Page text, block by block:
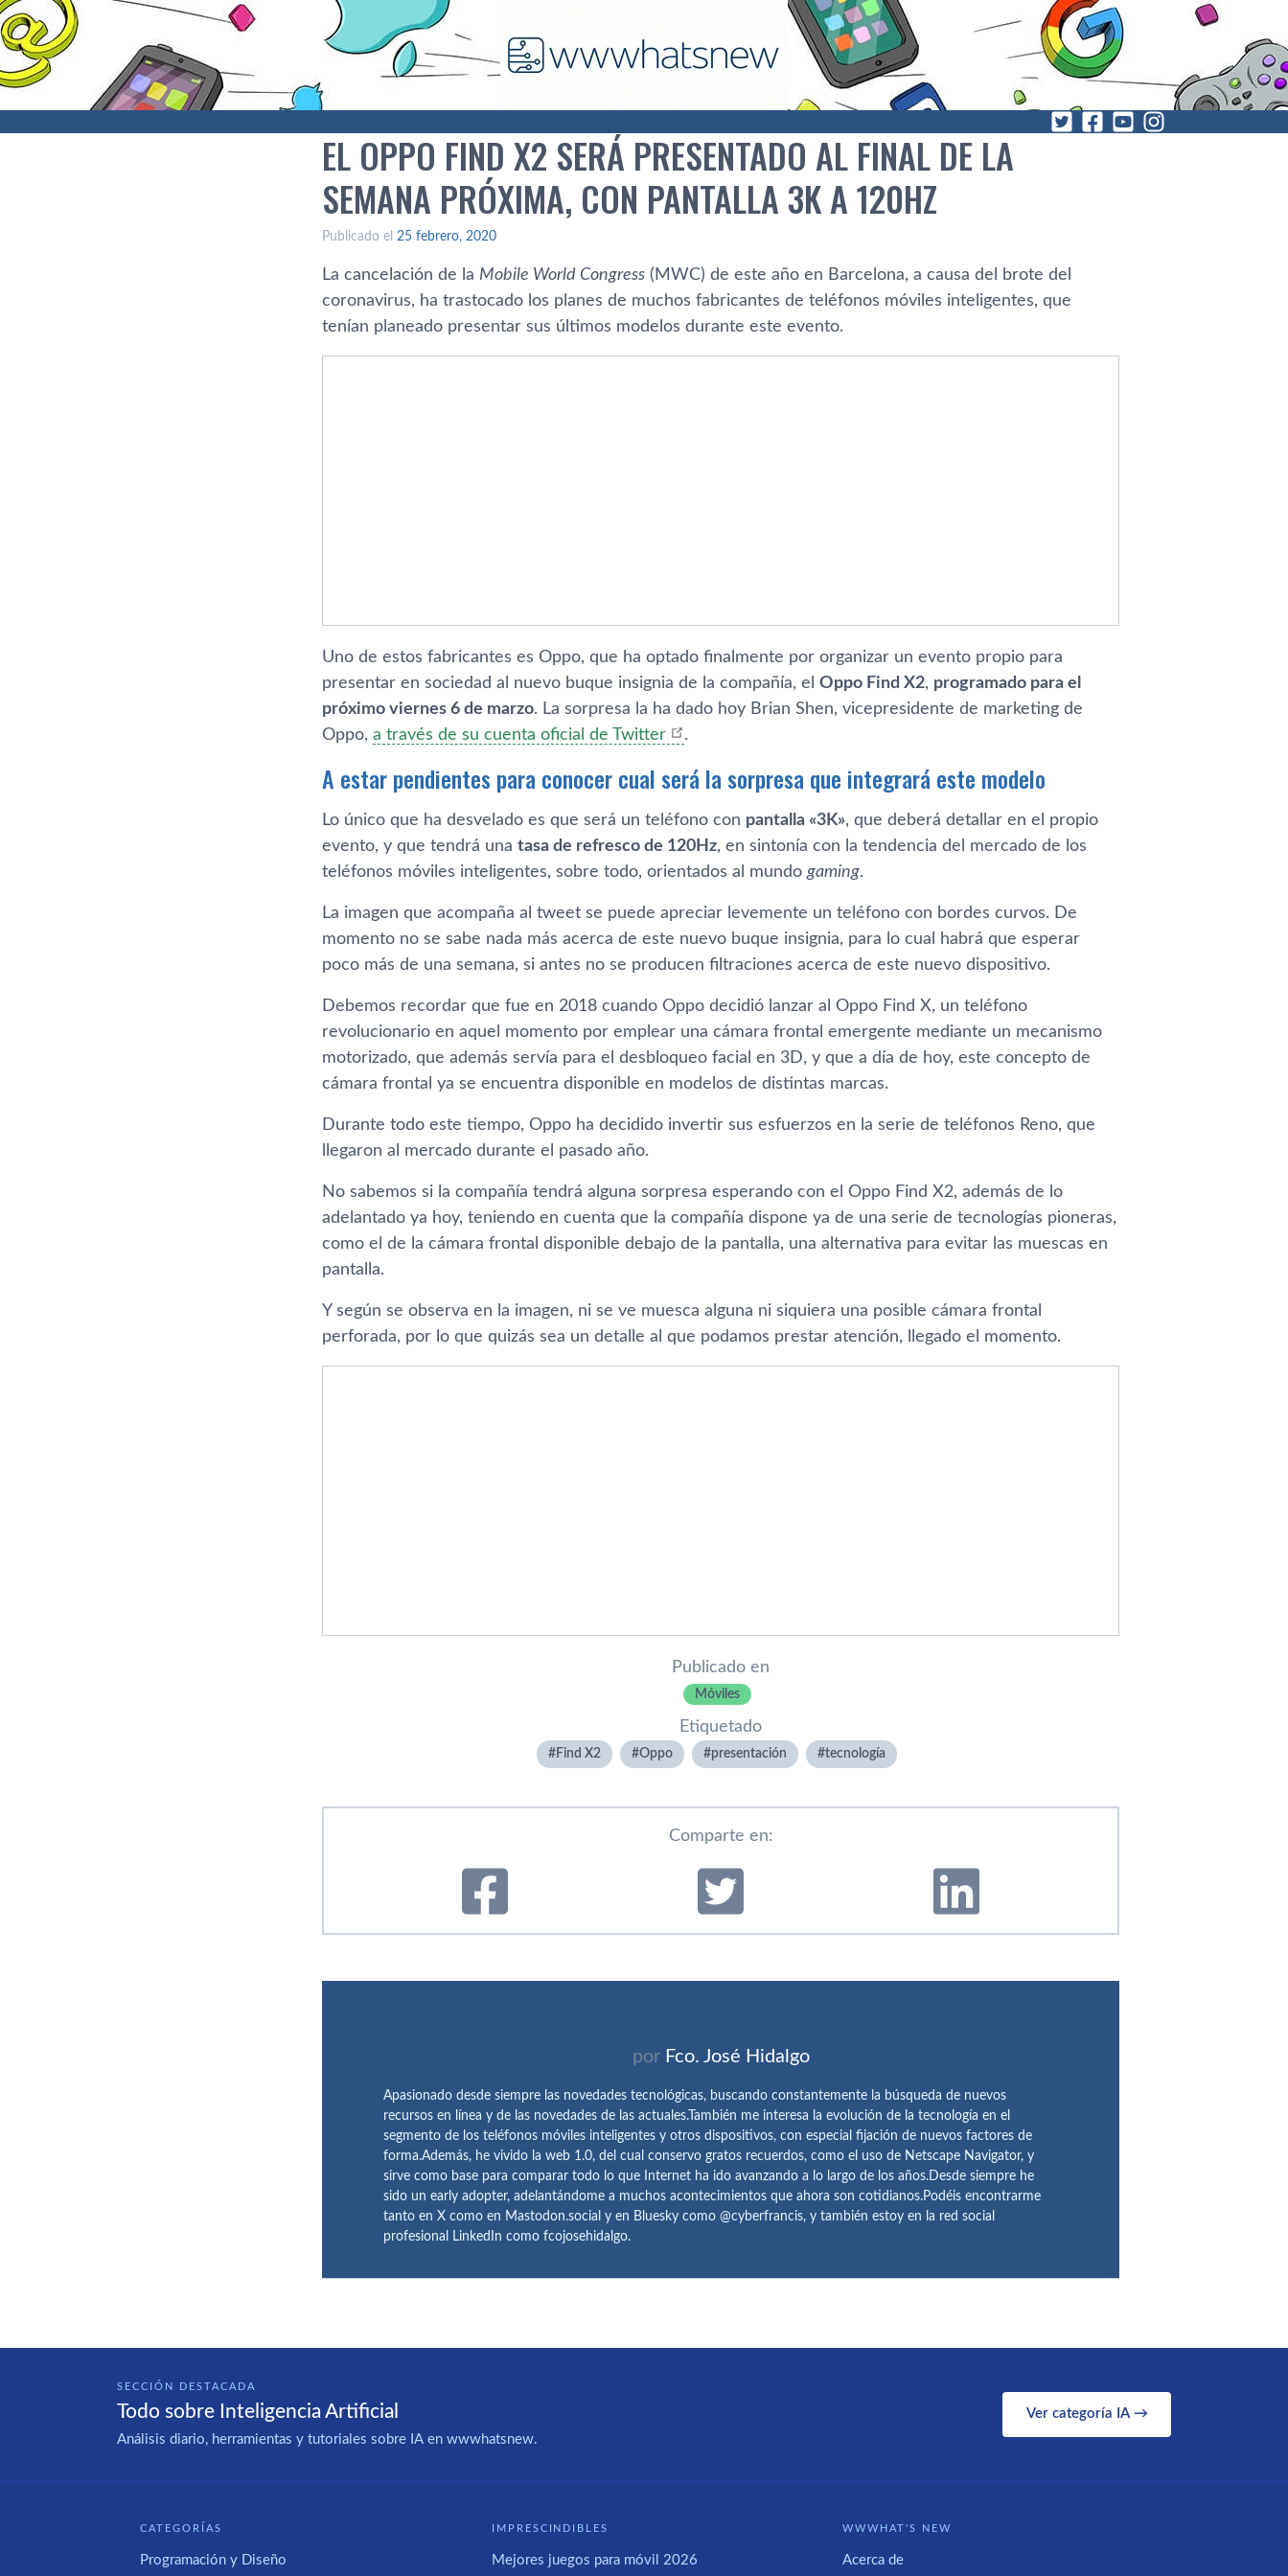
EL OPPO FIND X2 SERÁ PRESENTADO AL FINAL DE LA
SEMANA PRÓXIMA, CON PANTALLA 3K A 120HZ
Publicado el 25 febrero, 2020
La cancelación de la Mobile World Congress (MWC) de este año en Barcelona, a causa del brote del
coronavirus, ha trastocado los planes de muchos fabricantes de teléfonos móviles inteligentes, que
tenían planeado presentar sus últimos modelos durante este evento.
Uno de estos fabricantes es Oppo, que ha optado finalmente por organizar un evento propio para
presentar en sociedad al nuevo buque insignia de la compañía, el Oppo Find X2, programado para el
próximo viernes 6 de marzo. La sorpresa la ha dado hoy Brian Shen, vicepresidente de marketing de
Oppo, a través de su cuenta oficial de Twitter .
A estar pendientes para conocer cual será la sorpresa que integrará este modelo
Lo único que ha desvelado es que será un teléfono con pantalla «3K», que deberá detallar en el propio
evento, y que tendrá una tasa de refresco de 120Hz, en sintonía con la tendencia del mercado de los
teléfonos móviles inteligentes, sobre todo, orientados al mundogaming.
La imagen que acompaña al tweet se puede apreciar levemente un teléfono con bordes curvos. De
momento no se sabe nada más acerca de este nuevo buque insignia, para lo cual habrá que esperar
poco más de una semana, si antes no se producen filtraciones acerca de este nuevo dispositivo.
Debemos recordar que fue en 2018 cuando Oppo decidió lanzar al Oppo Find X, un teléfono
revolucionario en aquel momento por emplear una cámara frontal emergente mediante un mecanismo
motorizado, que además servía para el desbloqueo facial en 3D, y que a día de hoy, este concepto de
cámara frontal ya se encuentra disponible en modelos de distintas marcas.
Durante todo este tiempo, Oppo ha decidido invertir sus esfuerzos en la serie de teléfonos Reno, que
llegaron al mercado durante el pasado año.
No sabemos si la compañía tendrá alguna sorpresa esperando con el Oppo Find X2, además de lo
adelantado ya hoy, teniendo en cuenta que la compañía dispone ya de una serie de tecnologías pioneras,
como el de la cámara frontal disponible debajo de la pantalla, una alternativa para evitar las muescas en
pantalla.
Y según se observa en la imagen, ni se ve muesca alguna ni siquiera una posible cámara frontal
perforada, por lo que quizás sea un detalle al que podamos prestar atención, llegado el momento.
Publicado en
Móviles
Etiquetado
Find X2 Oppo presentación tecnologí­a
Comparte en:
por Fco. José Hidalgo
Apasionado desde siempre las novedades tecnológicas, buscando constantemente la búsqueda de nuevos
recursos en línea y de las novedades de las actuales.También me interesa la evolución de la tecnología en el
segmento de los teléfonos móviles inteligentes y otros dispositivos, con especial fijación de nuevos factores de
forma.Además, he vivido la web 1.0, del cual conservo gratos recuerdos, como el uso de Netscape Navigator, y
sirve como base para comparar todo lo que Internet ha ido avanzando a lo largo de los años.Desde siempre he
sido un early adopter, adelantándome a muchos acontecimientos que ahora son cotidianos.Podéis encontrarme
tanto en X como en Mastodon.social y en Bluesky como @cyberfrancis, y también estoy en la red social
profesional LinkedIn como fcojosehidalgo.
SECCIÓN DESTACADA
Todo sobre Inteligencia Artificial
Análisis diario, herramientas y tutoriales sobre IA en wwwhatsnew.
Ver categoría IA →
CATEGORÍAS
Programación y Diseño
IMPRESCINDIBLES
Mejores juegos para móvil 2026
WWWHAT'S NEW
Acerca de